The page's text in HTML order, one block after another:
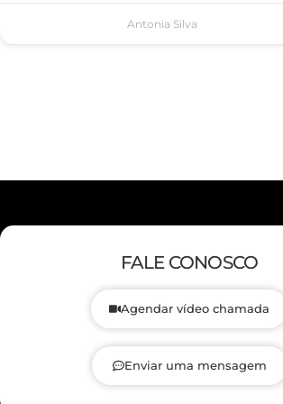
Antonia Silva
FALE CONOSCO
Agendar vídeo chamada
Enviar uma mensagem